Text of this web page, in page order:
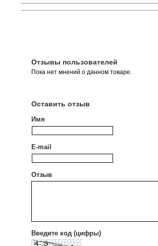
Отзывы пользователей
Пока нет мнений о данном товаре.
Оставить отзыв
Имя
E-mail
Отзыв
Введите код (цифры)